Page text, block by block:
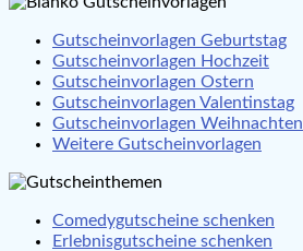
Gutscheinvorlagen Geburtstag
Gutscheinvorlagen Hochzeit
Gutscheinvorlagen Ostern
Gutscheinvorlagen Valentinstag
Gutscheinvorlagen Weihnachten
Weitere Gutscheinvorlagen
Comedygutscheine schenken
Erlebnisgutscheine schenken